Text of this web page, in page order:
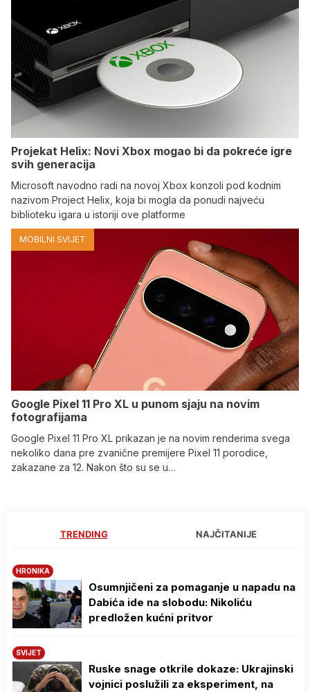
Projekat Helix: Novi Xbox mogao bi da pokreće igre
svih generacija
Microsoft navodno radi na novoj Xbox konzoli pod kodnim
nazivom Project Helix, koja bi mogla da ponudi najveću
biblioteku igara u istoriji ove platforme
MOBILNI SVIJET
Google Pixel 11 Pro XL u punom sjaju na novim
fotografijama
Google Pixel 11 Pro XL prikazan je na novim renderima svega
nekoliko dana pre zvanične premijere Pixel 11 porodice,
zakazane za 12. Nakon što su se u…
TRENDING NAJČITANIJE
HRONIKA
Osumnjičeni za pomaganje u napadu na
Dabića ide na slobodu: Nikoliću
predložen kućni pritvor
SVIJET
Ruske snage otkrile dokaze: Ukrajinski
vojnici poslužili za eksperiment, na